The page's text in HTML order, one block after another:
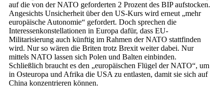
auf die von der NATO geforderten 2 Prozent des BIP aufstocken.
Angesichts Unsicherheit über den US-Kurs wird erneut „mehr
europäische Autonomie“ gefordert. Doch sprechen die
Interessenkonstellationen in Europa dafür, dass EU-
Militarisierung auch künftig im Rahmen der NATO stattfinden
wird. Nur so wären die Briten trotz Brexit weiter dabei. Nur
mittels NATO lassen sich Polen und Balten einbinden.
Schließlich braucht es den „europäischen Flügel der NATO“, um
in Osteuropa und Afrika die USA zu entlasten, damit sie sich auf
China konzentrieren können.